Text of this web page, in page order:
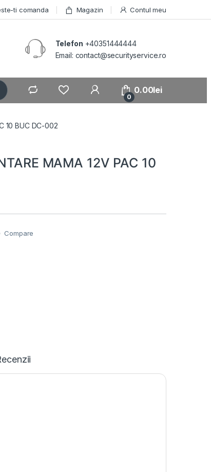
ti comanda Magazin Contul meu
Telefon +40351444444
Email: contact@securityservice.ro
0
0.00lei
10 BUC DC-002
MAMA 12V PAC 10
Compare